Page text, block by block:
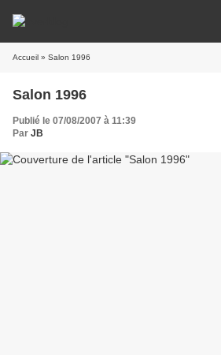
Accueil » Salon 1996
Salon 1996
Publié le 07/08/2007 à 11:39
Par JB